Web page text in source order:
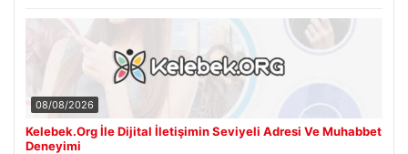
08/08/2026
Kelebek.Org İle Dijital İletişimin Seviyeli Adresi Ve Muhabbet
Deneyimi